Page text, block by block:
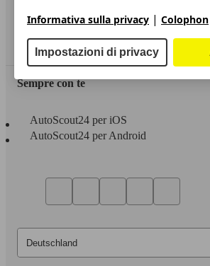
Servizi
Area rivenditori
Sempre con te
AutoScout24 per iOS
AutoScout24 per Android
Informativa sulla privacy | Colophon
Impostazioni di privacy